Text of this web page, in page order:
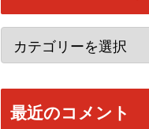
最近のコメント